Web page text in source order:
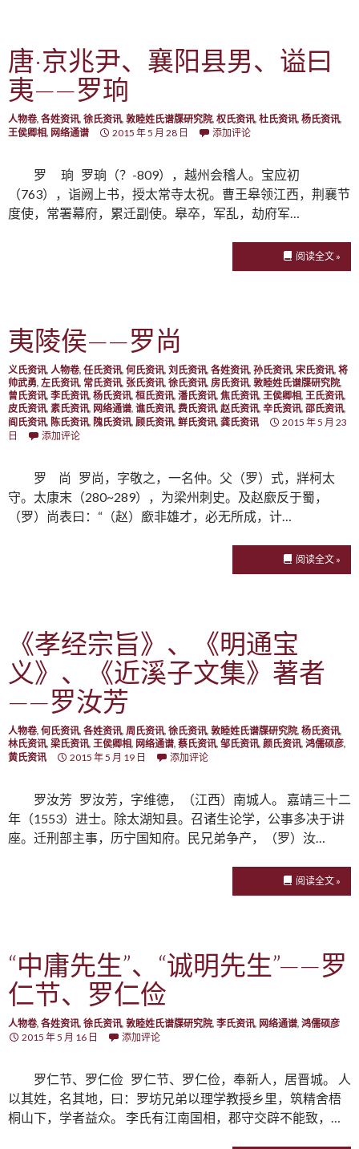
唐·京兆尹、襄阳县男、谥曰
夷——罗珦
人物卷, 各姓资讯, 徐氏资讯, 敦睦姓氏谱牒研究院, 权氏资讯, 杜氏资讯, 杨氏资讯,
王侯卿相, 网络通谱 2015 年 5 月 28 日 添加评论
罗 珦 罗珦（？-809），越州会稽人。宝应初
（763），诣阙上书，授太常寺太祝。曹王皋领江西，荆襄节
度使，常署幕府，累迁副使。皋卒，军乱，劫府军…
阅读全文 »
夷陵侯——罗尚
义氏资讯, 人物卷, 任氏资讯, 何氏资讯, 刘氏资讯, 各姓资讯, 孙氏资讯, 宋氏资讯, 将
帅武勇, 左氏资讯, 常氏资讯, 张氏资讯, 徐氏资讯, 房氏资讯, 敦睦姓氏谱牒研究院,
曾氏资讯, 李氏资讯, 杨氏资讯, 桓氏资讯, 潘氏资讯, 焦氏资讯, 王侯卿相, 王氏资讯,
皮氏资讯, 素氏资讯, 网络通谱, 谯氏资讯, 费氏资讯, 赵氏资讯, 辛氏资讯, 邵氏资讯,
阎氏资讯, 陈氏资讯, 隗氏资讯, 顾氏资讯, 鲜氏资讯, 龚氏资讯
2015 年 5 月 23
日
添加评论
罗 尚 罗尚，字敬之，一名仲。父（罗）式，牂柯太
守。太康末（280~289），为梁州刺史。及赵廞反于蜀，
（罗）尚表曰：“（赵）廞非雄才，必无所成，计…
阅读全文 »
《孝经宗旨》、《明通宝
义》、《近溪子文集》著者
——罗汝芳
人物卷, 何氏资讯, 各姓资讯, 周氏资讯, 徐氏资讯, 敦睦姓氏谱牒研究院, 杨氏资讯,
林氏资讯, 梁氏资讯, 王侯卿相, 网络通谱, 蔡氏资讯, 邹氏资讯, 颜氏资讯, 鸿儒硕彦,
黄氏资讯
2015 年 5 月 19 日 添加评论
罗汝芳 罗汝芳，字维德，（江西）南城人。 嘉靖三十二
年（1553）进士。除太湖知县。召诸生论学，公事多决于讲
座。迁刑部主事，历宁国知府。民兄弟争产，（罗）汝…
阅读全文 »
“中庸先生”、“诚明先生”——罗
仁节、罗仁俭
人物卷, 各姓资讯, 徐氏资讯, 敦睦姓氏谱牒研究院, 李氏资讯, 网络通谱, 鸿儒硕彦
2015 年 5 月 16 日
添加评论
罗仁节、罗仁俭 罗仁节、罗仁俭，奉新人，居晋城。 人
以其姓，名其地，曰：罗坊兄弟以理学教授乡里，筑精舍梧
桐山下，学者益众。 李氏有江南国相，郡守交辟不能致，…